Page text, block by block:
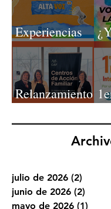
Experiencias
en Alta Voz
del programa
Centros de
Familiar (CAF)
julio de 2026 (2)2